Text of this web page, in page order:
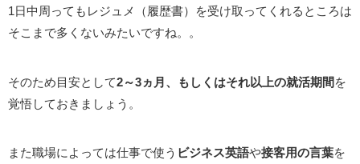
1日中周ってもレジュメ（履歴書）を受け取ってくれるところは
そこまで多くないみたいですね。。
そのため目安として2～3ヵ月、もしくはそれ以上の就活期間 を
覚悟しておきましょう。
また職場によっては仕事で使う ビジネス英語や接客用の言葉を